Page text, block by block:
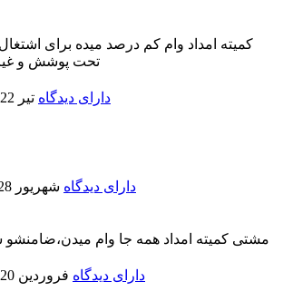
کمیته امداد وام کم درصد میده برای اشتغال
تحت پوشش و
دارای دیدگاه تیر 22, 1401
دارای دیدگاه شهریور 28, 1401
مشتی کمیته امداد همه جا وام
دارای دیدگاه فروردین 20, 1403